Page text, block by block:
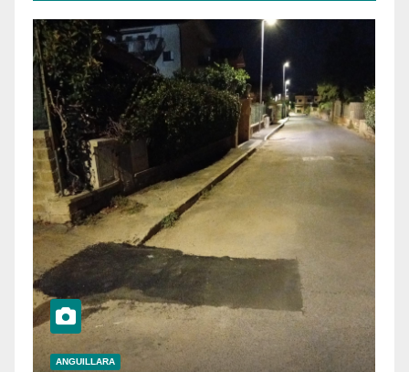
ANGUILLARA